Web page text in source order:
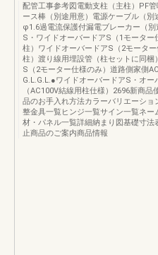
配管工事参考図電動支柱（主柱）PF
ース棒（別途用意）電源ケーブル（別
φ1.6過電流保護付漏電ブレーカー（
S・ワイドオーバードアS（1モーター
柱）ワイドオーバードアS（2モータ
柱）渡り線用埋設管（柱セットに同梱
S（2モーター仕様のみ）道路側家側
G.L.G.L.●ワイドオーバードアS・オ
（AC100V結線用柱仕様）2696新商
品のお手入れ方法カラーバリエーショ
整金具一覧ヒンジ一覧サイン一覧ネー
材・パネル一覧詳細納まり図基礎寸法
止商品のご案内商品情報